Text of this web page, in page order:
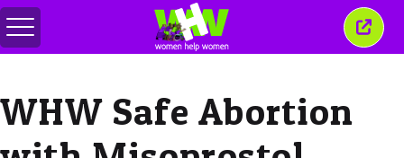
Alternar
menu
esta
WHW Safe Abortion